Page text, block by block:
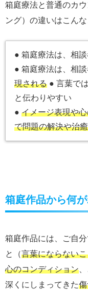
箱庭療法と普通のカ
ング）の違いはこん
● 箱庭療法は、相
● 箱庭療法は、相
現される ● 言葉で
と伝わりやすい
●イメージ表現や
で問題の解決や治
箱庭作品から何
箱庭作品には、ご自
と（言葉にならない
心のコンディション
深くにしまってきた